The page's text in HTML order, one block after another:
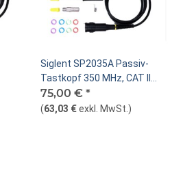
Siglent SP2035A Passiv-
Tastkopf 350 MHz, CAT II
400V
75,00 € *
(63,03 €exkl. MwSt. )